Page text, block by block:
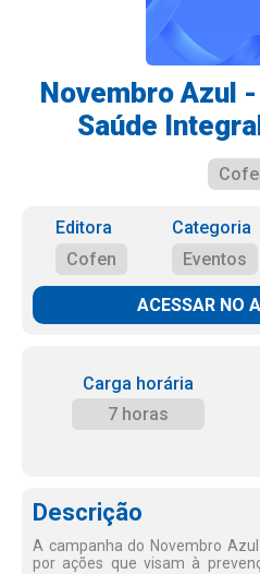
Novembro Azul
Saúde
Editora
Cofen
Categoria
Eventos
ACESSAR NO
Carga horária
7 horas
Descrição
A campanha do Novembro
por ações que visam à